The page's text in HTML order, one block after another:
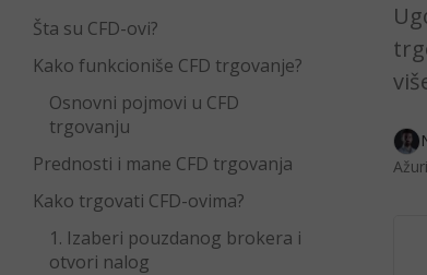
Šta su CFD-ovi?
Kako funkcioniše CFD trgovanje?
Osnovni pojmovi u CFD
trgovanju
Prednosti i mane CFD trgovanja
Kako trgovati CFD-ovima?
1. Izaberi pouzdanog brokera i
otvori nalog